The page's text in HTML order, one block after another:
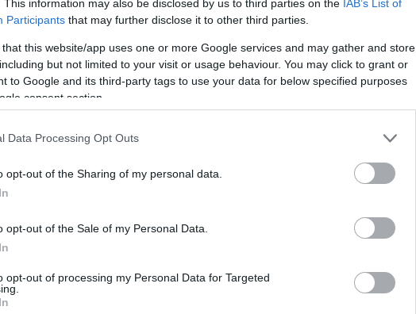
This information may also be disclosed by us to third parties on the IAB’s List of
Participants that may further disclose it to other third parties.
that this website/app uses one or more Google services and may gather and store
but not limited to your visit or usage behaviour. You may click to grant or
to Google and its third-party tags to use your data for below specified purposes
consent section.
Data Processing Opt Outs
opt-out of the Sharing of my personal data.
opt-out of the Sale of my Personal Data.
opt-out of processing my Personal Data for Targeted
σεκόκκινο συναγερμό, με ισχυρή
καθώς υπάρχει έντονη ανησυχία για
μεταξύ των δύο πλευρών.